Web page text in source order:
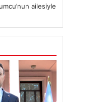
ailesiyle